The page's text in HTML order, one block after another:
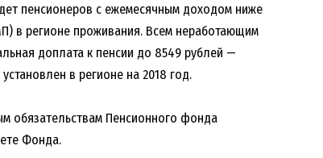
пенсионеров с ежемесячным доходом ниже
в регионе проживания. Всем неработающим
доплата к пенсии до 8549 рублей —
в регионе на 2018 год.
обязательствам Пенсионного фонда
Фонда.